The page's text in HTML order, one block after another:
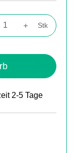
Stk
2-5 Tage